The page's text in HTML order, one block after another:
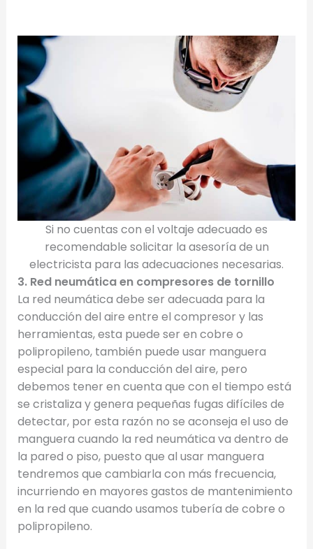
Si no cuentas con el voltaje adecuado es
recomendable solicitar la asesoría de un
electricista para las adecuaciones necesarias.
3. Red neumática en compresores de tornillo
La red neumática debe ser adecuada para la
conducción del aire entre el compresor y las
herramientas, esta puede ser en cobre o
polipropileno, también puede usar manguera
especial para la conducción del aire, pero
debemos tener en cuenta que con el tiempo está
se cristaliza y genera pequeñas fugas difíciles de
detectar, por esta razón no se aconseja el uso de
manguera cuando la red neumática va dentro de
la pared o piso, puesto que al usar manguera
tendremos que cambiarla con más frecuencia,
incurriendo en mayores gastos de mantenimiento
en la red que cuando usamos tubería de cobre o
polipropileno.